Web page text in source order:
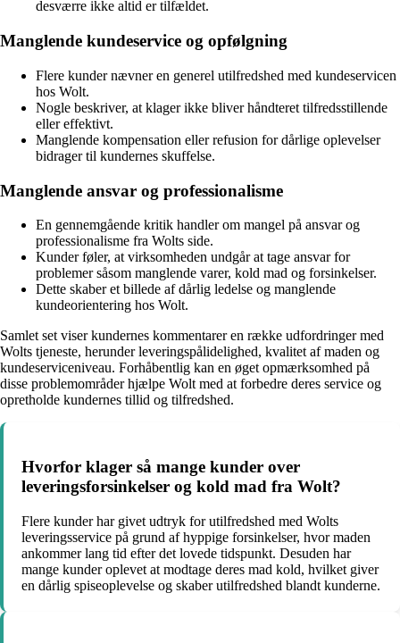
desværre ikke altid er tilfældet.
Manglende kundeservice og opfølgning
Flere kunder nævner en generel utilfredshed med kundeservicen
hos Wolt.
Nogle beskriver, at klager ikke bliver håndteret tilfredsstillende
eller effektivt.
Manglende kompensation eller refusion for dårlige oplevelser
bidrager til kundernes skuffelse.
Manglende ansvar og professionalisme
En gennemgående kritik handler om mangel på ansvar og
professionalisme fra Wolts side.
Kunder føler, at virksomheden undgår at tage ansvar for
problemer såsom manglende varer, kold mad og forsinkelser.
Dette skaber et billede af dårlig ledelse og manglende
kundeorientering hos Wolt.
Samlet set viser kundernes kommentarer en række udfordringer med
Wolts tjeneste, herunder leveringspålidelighed, kvalitet af maden og
kundeserviceniveau. Forhåbentlig kan en øget opmærksomhed på
disse problemområder hjælpe Wolt med at forbedre deres service og
opretholde kundernes tillid og tilfredshed.
Hvorfor klager så mange kunder over
leveringsforsinkelser og kold mad fra Wolt?
Flere kunder har givet udtryk for utilfredshed med Wolts
leveringsservice på grund af hyppige forsinkelser, hvor maden
ankommer lang tid efter det lovede tidspunkt. Desuden har
mange kunder oplevet at modtage deres mad kold, hvilket giver
en dårlig spiseoplevelse og skaber utilfredshed blandt kunderne.